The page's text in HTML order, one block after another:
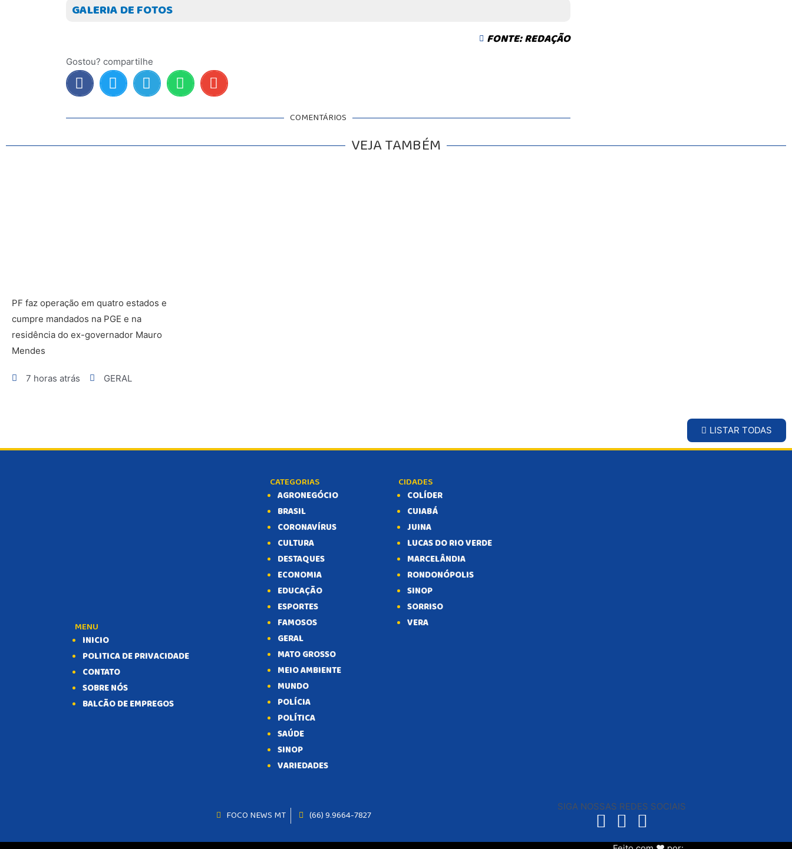
GALERIA DE FOTOS
FONTE: REDAÇÃO
Gostou? compartilhe
COMENTÁRIOS
VEJA TAMBÉM
PF faz operação em quatro estados e
cumpre mandados na PGE e na
residência do ex-governador Mauro
Mendes
7 horas atrás GERAL
LISTAR TODAS
MENU
INICIO
POLITICA DE PRIVACIDADE
CONTATO
SOBRE NÓS
BALCÃO DE EMPREGOS
CATEGORIAS
AGRONEGÓCIO
BRASIL
CORONAVÍRUS
CULTURA
DESTAQUES
ECONOMIA
EDUCAÇÃO
ESPORTES
FAMOSOS
GERAL
MATO GROSSO
MEIO AMBIENTE
MUNDO
POLÍCIA
POLÍTICA
SAÚDE
SINOP
VARIEDADES
CIDADES
COLÍDER
CUIABÁ
JUINA
LUCAS DO RIO VERDE
MARCELÂNDIA
RONDONÓPOLIS
SINOP
SORRISO
VERA
FOCO NEWS MT (66) 9.9664-7827
SIGA NOSSAS REDES SOCIAIS